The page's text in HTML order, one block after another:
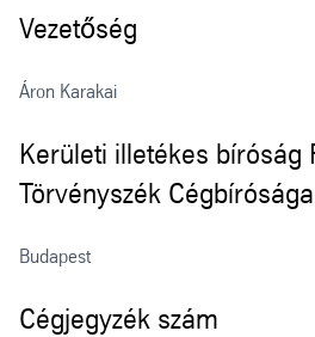
Vezetőség
Áron Karakai
Kerületi illetékes bíróság
Törvényszék Cégbírósága
Budapest
Cégjegyzék szám